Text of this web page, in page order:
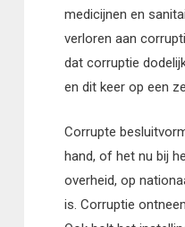
medicijnen en
verloren aan
dat corruptie
en dit keer op een
Corrupte
hand, of het nu bij
overheid, op
is. Corruptie